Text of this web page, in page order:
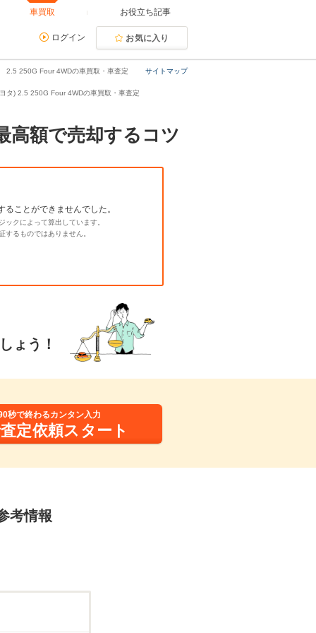
車買取 お役立ち記事
ログイン お気に入り
サイトマップ
2.5 250G Four 4WDの車買取・車査定
タ) 2.5 250G Four 4WDの車買取・車査定
高額で売却するコツ
ことができませんでした。
クによって算出しています。
るものではありません。
ょう！
秒で終わるカンタン入力
定依頼スタート
考情報